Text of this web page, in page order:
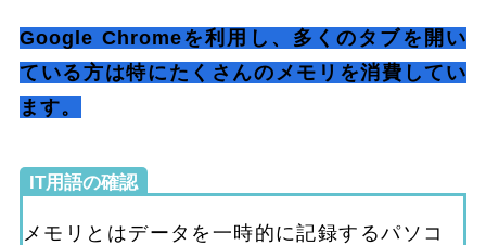
Google Chromeを利用し、多くのタブを開い
ている方は特にたくさんのメモリを消費してい
ます。
IT用語の確認
メモリとはデータを一時的に記録するパソコ